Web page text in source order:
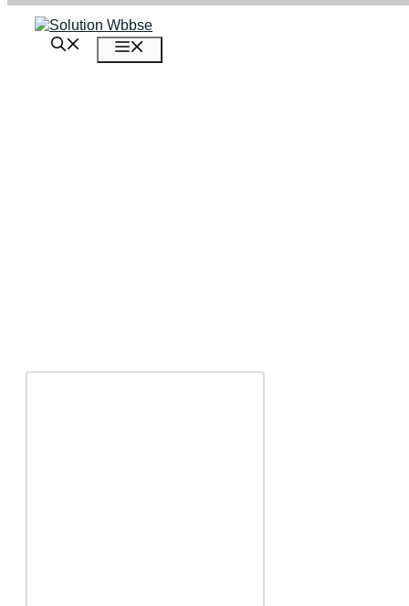
এড়িেয়
লেখায়